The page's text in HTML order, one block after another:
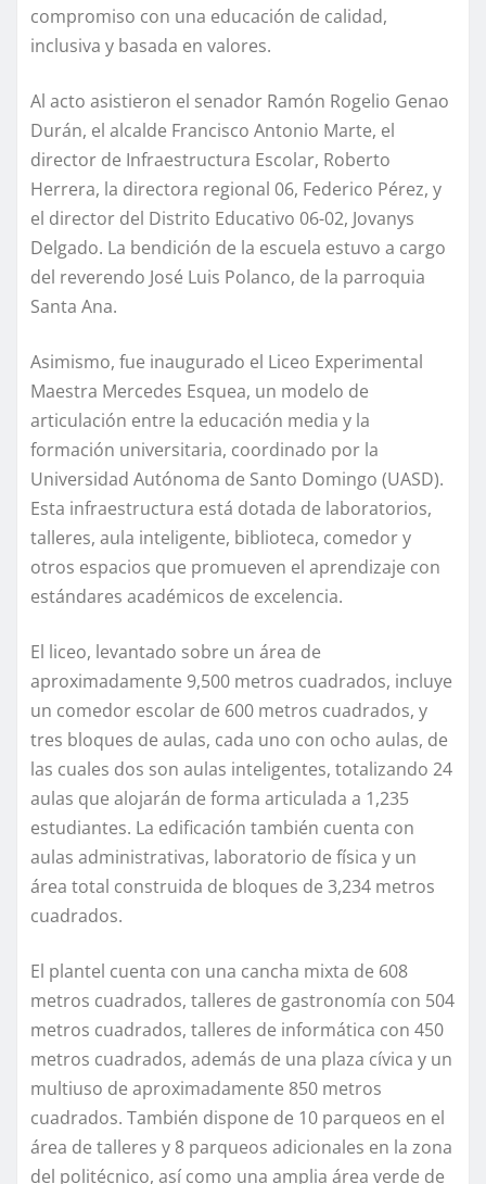
compromiso con una educación de calidad,
inclusiva y basada en valores.
Al acto asistieron el senador Ramón Rogelio Genao
Durán, el alcalde Francisco Antonio Marte, el
director de Infraestructura Escolar, Roberto
Herrera, la directora regional 06, Federico Pérez, y
el director del Distrito Educativo 06-02, Jovanys
Delgado. La bendición de la escuela estuvo a cargo
del reverendo José Luis Polanco, de la parroquia
Santa Ana.
Asimismo, fue inaugurado el Liceo Experimental
Maestra Mercedes Esquea, un modelo de
articulación entre la educación media y la
formación universitaria, coordinado por la
Universidad Autónoma de Santo Domingo (UASD).
Esta infraestructura está dotada de laboratorios,
talleres, aula inteligente, biblioteca, comedor y
otros espacios que promueven el aprendizaje con
estándares académicos de excelencia.
El liceo, levantado sobre un área de
aproximadamente 9,500 metros cuadrados, incluye
un comedor escolar de 600 metros cuadrados, y
tres bloques de aulas, cada uno con ocho aulas, de
las cuales dos son aulas inteligentes, totalizando 24
aulas que alojarán de forma articulada a 1,235
estudiantes. La edificación también cuenta con
aulas administrativas, laboratorio de física y un
área total construida de bloques de 3,234 metros
cuadrados.
El plantel cuenta con una cancha mixta de 608
metros cuadrados, talleres de gastronomía con 504
metros cuadrados, talleres de informática con 450
metros cuadrados, además de una plaza cívica y un
multiuso de aproximadamente 850 metros
cuadrados. También dispone de 10 parqueos en el
área de talleres y 8 parqueos adicionales en la zona
del politécnico, así como una amplia área verde de